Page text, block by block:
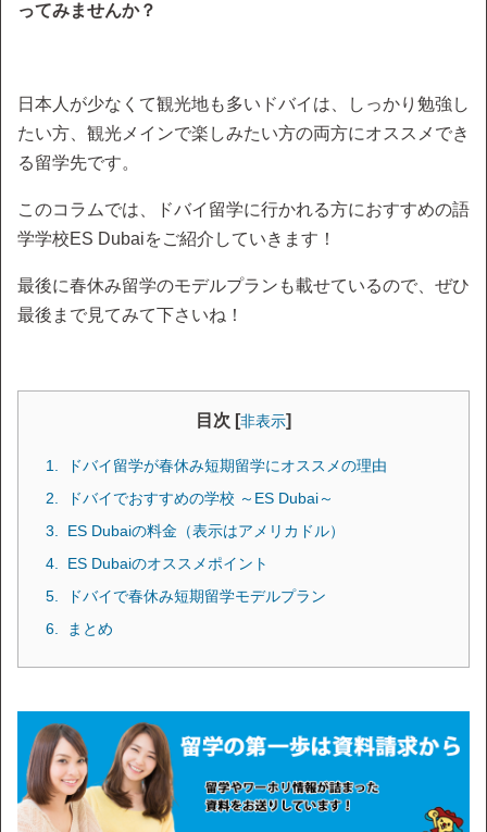
ってみませんか？
日本人が少なくて観光地も多いドバイは、しっかり勉強し
たい方、観光メインで楽しみたい方の両方にオススメでき
る留学先です。
このコラムでは、ドバイ留学に行かれる方におすすめの語
学学校ES Dubaiをご紹介していきます！
最後に春休み留学のモデルプランも載せているので、ぜひ
最後まで見てみて下さいね！
目次 [非表示]
ドバイ留学が春休み短期留学にオススメの理由
ドバイでおすすめの学校 ～ES Dubai～
ES Dubaiの料金（表示はアメリカドル）
ES Dubaiのオススメポイント
ドバイで春休み短期留学モデルプラン
まとめ